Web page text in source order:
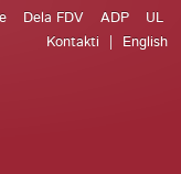
Dela FDV ADP
UL
Kontakti
English